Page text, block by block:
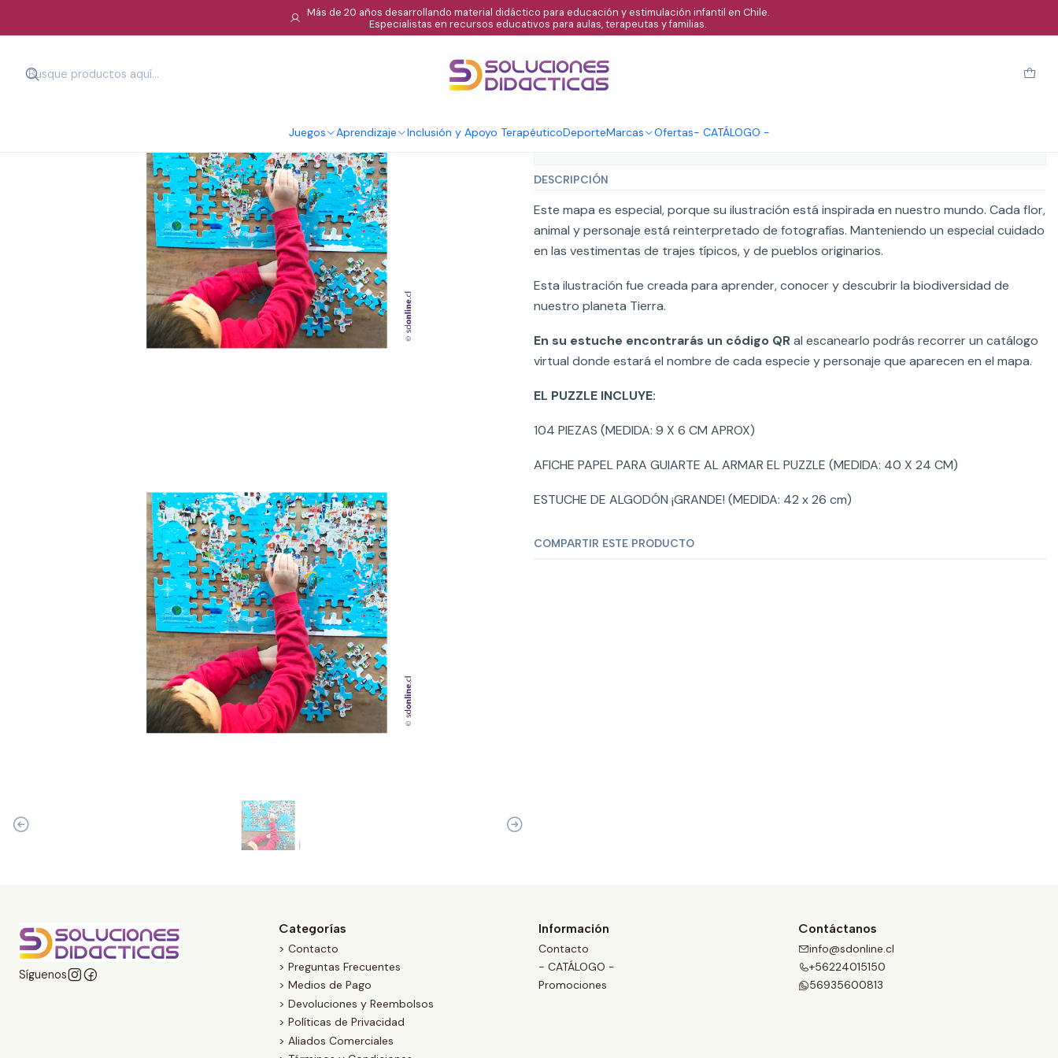
Juegos Aprendizaje Inclusión y Apoyo TerapéuticoDeporteMarcas Ofertas- CATÁLOGO -
Más de 20 años desarrollando material didáctico para educación y estimulación infantil en Chile.
Especialistas en recursos educativos para aulas, terapeutas y familias.
|
Puzzle infantil 104 piezas planisferio
DESCRIPCIÓN
Este mapa es especial, porque su ilustración está inspirada en nuestro mundo. Cada flor,
animal y personaje está reinterpretado de fotografías. Manteniendo un especial cuidado
en las vestimentas de trajes típicos, y de pueblos originarios.
Esta ilustración fue creada para aprender, conocer y descubrir la biodiversidad de
nuestro planeta Tierra.
En su estuche encontrarás un código QRal escanearlo podrás recorrer un catálogo
virtual donde estará el nombre de cada especie y personaje que aparecen en el mapa.
EL PUZZLE INCLUYE:
104 PIEZAS (MEDIDA: 9 X 6 CM APROX)
AFICHE PAPEL PARA GUIARTE AL ARMAR EL PUZZLE (MEDIDA: 40 X 24 CM)
ESTUCHE DE ALGODÓN ¡GRANDE! (MEDIDA: 42 x 26 cm)
COMPARTIR ESTE PRODUCTO
Síguenos
Categorías
> Contacto
> Preguntas Frecuentes
> Medios de Pago
> Devoluciones y Reembolsos
> Políticas de Privacidad
> Aliados Comerciales
Información
Contacto
- CATÁLOGO -
Promociones
Contáctanos
info@sdonline.cl
+56224015150
56935600813